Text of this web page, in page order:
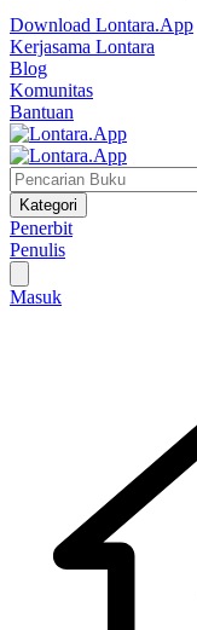
Download Lontara.App
Kerjasama Lontara
Blog
Komunitas
Bantuan
Kategori
Penerbit
Penulis
Masuk